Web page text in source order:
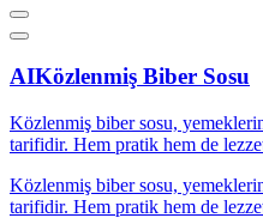
AIKözlenmiş Biber Sosu
Közlenmiş biber sosu,
tarifidir. Hem pratik hem de
Közlenmiş biber sosu,
tarifidir. Hem pratik hem de